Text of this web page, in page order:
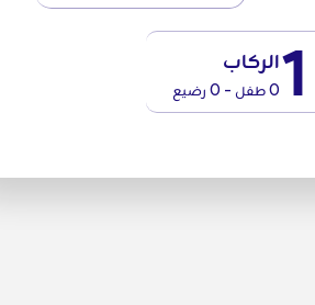
1الركاب
0 طفل - 0 رضيع